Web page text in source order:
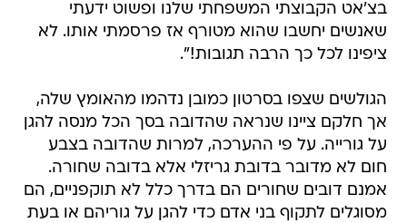
בצ'אט הקבוצתי המשפחתי שלנו ופשוט ידעתי
שאנשים יחשבו שהוא מטורף אז פרסמתי אותו. לא
ציפינו לכל כך הרבה תגובות!".
הגולשים שצפו בסרטון כמובן נדהמו מהאומץ שלה,
אך חלקם ציינו שנראה שהדובה בסך הכל מנסה להגן
על גורייה. על פי ההערכה, למרות שהדובה בצבע
חום לא מדובר בדובת גריזלי אלא בדובה שחורה.
אמנם דובים שחורים הם בדרך כלל לא תוקפניים, הם
מסוגלים לתקוף בני אדם כדי להגן על גוריהם או בעת